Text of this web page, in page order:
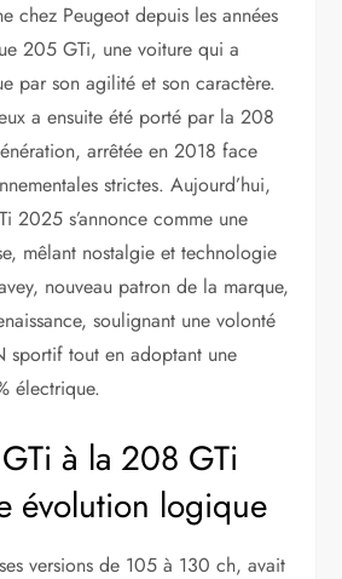
chez Peugeot depuis les années
205 GTi, une voiture qui a
par son agilité et son caractère.
a ensuite été porté par la 208
arrêtée en 2018 face
strictes. Aujourd’hui,
2025 s’annonce comme une
mêlant nostalgie et technologie
nouveau patron de la marque,
soulignant une volonté
sportif tout en adoptant une
électrique.
à la 208 GTi
évolution logique
versions de 105 à 130 ch, avait